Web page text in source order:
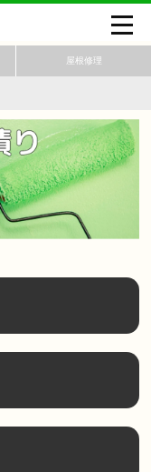
屋根修理